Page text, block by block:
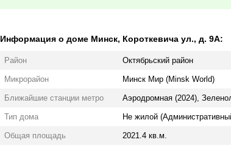
Информация о доме Минск, Короткевича ул., д. 9А:
Район Октябрьский район
Микрорайон Минск Мир (Minsk World)
Ближайшие станции метро Аэродромная (2024),
Тип дома Не жилой
Общая площадь 2021.4 кв.м.